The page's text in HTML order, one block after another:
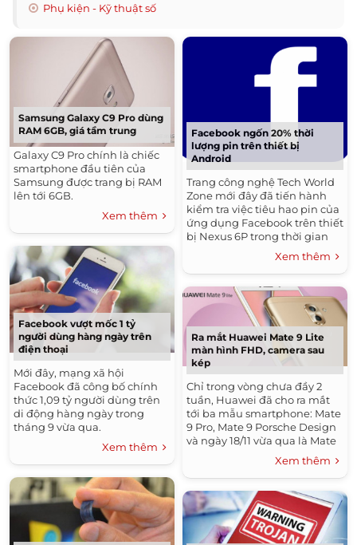
Phụ kiện - Kỹ thuật số
Samsung Galaxy C9 Pro dùng
RAM 6GB, giá tầm trung
Galaxy C9 Pro chính là chiếc
smartphone đầu tiên của
Samsung được trang bị RAM
lên tới 6GB.
Xem thêm
Facebook vượt mốc 1 tỷ
người dùng hàng ngày trên
điện thoại
Mới đây, mạng xã hội
Facebook đã công bố chính
thức 1,09 tỷ người dùng trên
di động hàng ngày trong
tháng 9 vừa qua.
Xem thêm
Facebook ngốn 20% thời
lượng pin trên thiết bị
Android
Trang công nghệ Tech World
Zone mới đây đã tiến hành
kiểm tra việc tiêu hao pin của
ứng dụng Facebook trên thiết
bị Nexus 6P trong thời gian
Xem thêm
Ra mắt Huawei Mate 9 Lite
màn hình FHD, camera sau
kép
Chỉ trong vòng chưa đầy 2
tuần, Huawei đã cho ra mắt
tới ba mẫu smartphone: Mate
9 Pro, Mate 9 Porsche Design
và ngày 18/11 vừa qua là Mate
Xem thêm